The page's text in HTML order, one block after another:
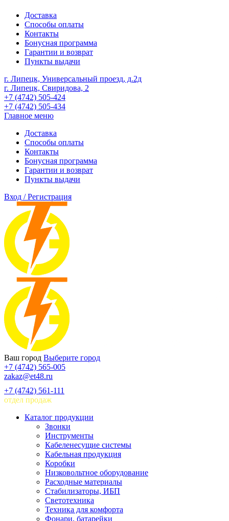
Доставка
Способы оплаты
Контакты
Бонусная программа
Гарантии и возврат
Пункты выдачи
г. Липецк, Универсальный проезд, д.2д
г. Липецк, Свиридова, 2
+7 (4742) 505-424
+7 (4742) 505-434
Главное меню
Доставка
Способы оплаты
Контакты
Бонусная программа
Гарантии и возврат
Пункты выдачи
Вход / Регистрация
Ваш город Выберите город
+7 (4742) 565-005
zakaz@et48.ru
+7 (4742) 561-111
отдел продаж
Каталог продукции
Звонки
Инструменты
Кабеленесущие системы
Кабельная продукция
Коробки
Низковольтное оборудование
Расходные материалы
Стабилизаторы, ИБП
Светотехника
Техника для комфорта
Фонари, батарейки